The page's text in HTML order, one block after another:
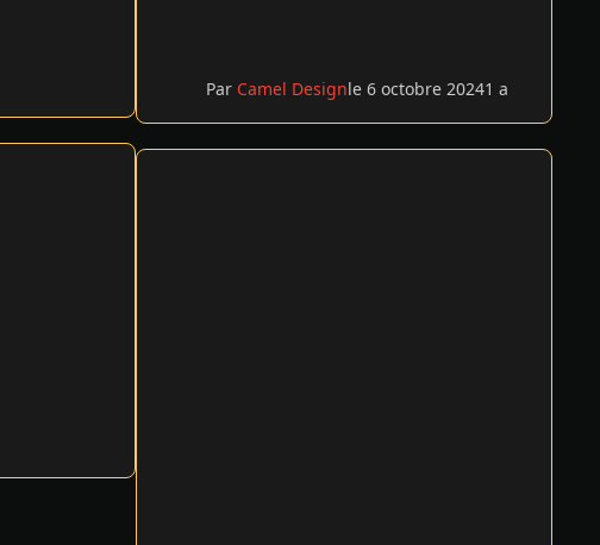
Par Camel Designle 6 octobre 20241 a